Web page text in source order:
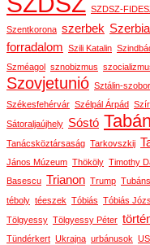
SZDSZ-
Szentkorona szerbek Szerbia
forradalom Szili Katalin
Szméagol sznobizmus
Szovjetunió Sztálin-szobor
Székesfehérvár Szélpál Árpád
Sátoraljaújhely Sóstó Tabán
Tanácsköztársaság Tarkovszkij
János Múzeum Thököly Timothy
Basescu Trianon Trump
téboly téeszek Tóbiás Tóbiás
Tölgyessy Tölgyessy Péter
Tündérkert Ukrajna urbánusok